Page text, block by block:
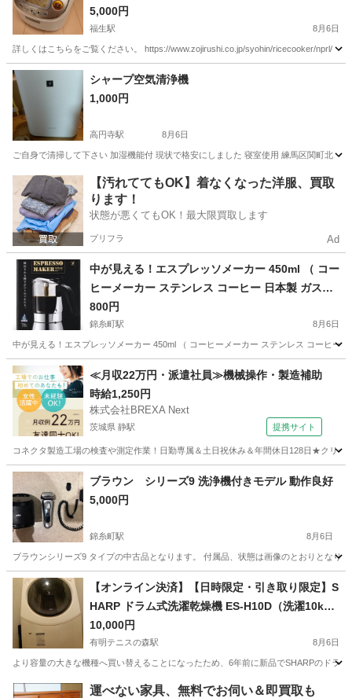
5,000円
福生駅 8月6日
詳しくはこちらをご覧ください。 https://www.zojirushi.co.jp/syohin/ricecooker/nprl/
東京 福生市 キッチン家電
シャープ空気清浄機
1,000円
高円寺駅 8月6日
ご自身で清掃して下さい 加湿機能付 現状で格安にしました 寝室使用 練馬区関町北
東京 杉並区 高円寺駅 季節、空調家電
【汚れててもOK】着なくなった洋服、買取
ります！
状態が悪くてもOK！最大限買取します
プリフラ Ad
中が見える！エスプレッソメーカー 450ml （ コー
ヒーメーカー ステンレス コーヒー 日本製 ガス火
専用
800円
錦糸町駅 8月6日
中が見える！エスプレッソメーカー 450ml （ コーヒーメーカー ステンレス コーヒー
東京 墨田区 錦糸町駅 キッチン家電
≪月収22万円・派遣社員≫機械操作・製造補助
時給1,250円
株式会社BREXA Next
茨城県 静駅 提携サイト
コネクタ製造工場の検査や測定作業！日勤専属＆土日祝休み＆年間休日128日★クリ
茨城 常陸大宮市 静駅 その他
ブラウン シリーズ9 洗浄機付きモデル 動作良好
5,000円
錦糸町駅 8月6日
ブラウンシリーズ9 タイプの中古品となります。 付属品、状態は画像のとおりとなり
東京 墨田区 錦糸町駅 美容家電
【オンライン決済】【日時限定・引き取り限定】S
HARP ドラム式洗濯乾燥機 ES-H10D（洗濯10kg/
乾燥6kg）
10,000円
有明テニスの森駅 8月6日
より容量の大きな機種へ買い替えることになったため、6年前に新品でSHARPのド
東京 江東区 有明テニスの森駅 生活家電
運べない家具、無料でお伺い＆即買取も